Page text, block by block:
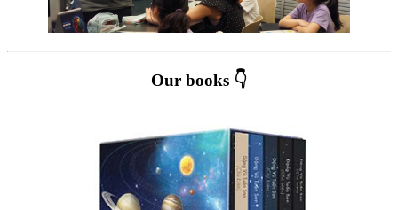
Our books 👇